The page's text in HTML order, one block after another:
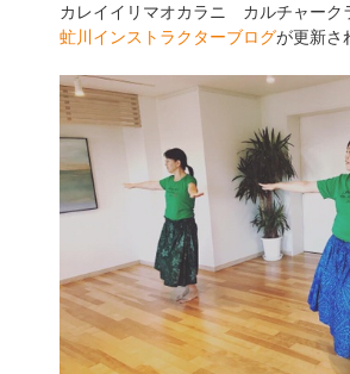
カレイイリマオカラニ カルチャーク
虻川インストラクターブログが更新さ